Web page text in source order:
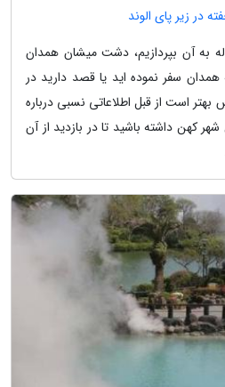
در زیر پای الوند
به آن بپردازیم، دشت میشان همدان
سفر نموده اید یا قصد دارید در
است از قبل اطلاعاتی نسبی درباره
کهن داشته باشید تا در بازدید از آن